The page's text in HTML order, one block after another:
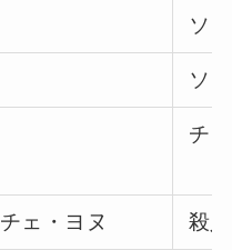
ソ
ソ
チ
チェ・ヨヌ 殺